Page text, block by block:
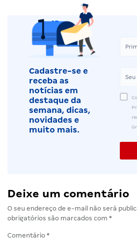
Cadastre-se e
receba as
notícias em
destaque da
semana, dicas,
novidades e
muito mais.
Deixe um comentário
O seu endereço de e-mail não será
obrigatórios são marcados com *
Comentário *